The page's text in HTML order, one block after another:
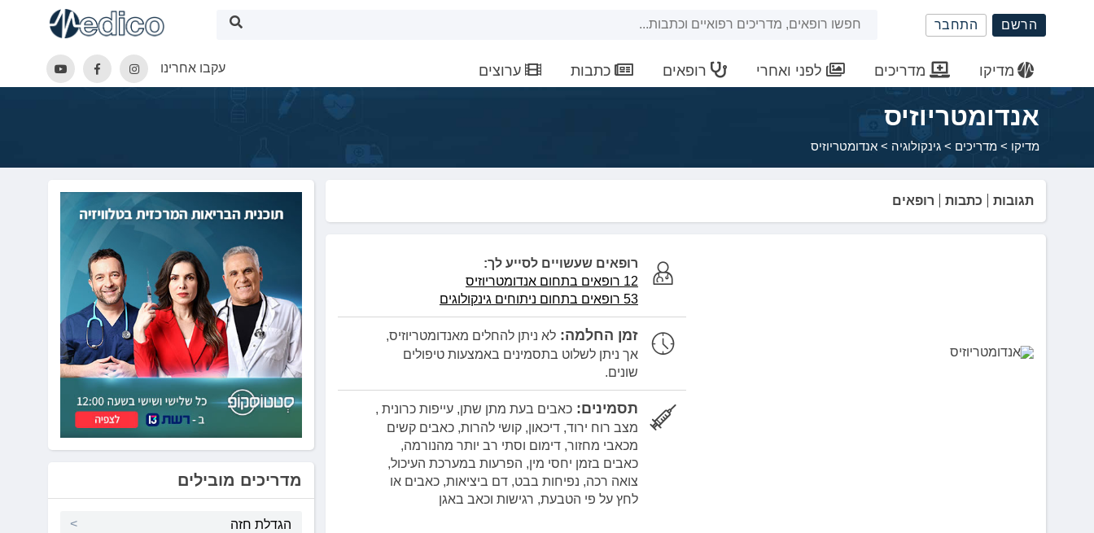
מַעֲרֶכֶת
לִנְגִישׁוּת
הרשם התחבר
חיפוש
מדיקו מדריכים לפני ואחרי רופאים כתבות ערוצים עקבו אחרינו
אנדומטריוזיס
מדיקו > מדריכים > גינקולוגיה > אנדומטריוזיס
תגובות כתבות רופאים
רופאים שעשויים לסייע לך:
12 רופאים בתחום אנדומטריוזיס
53 רופאים בתחום ניתוחים גינקולוגים
זמן החלמה:לא ניתן להחלים מאנדומטריוזיס,
אך ניתן לשלוט בתסמינים באמצעות טיפולים
שונים.
תסמינים:כאבים בעת מתן שתן, עייפות כרונית ,
מצב רוח ירוד, דיכאון, קושי להרות, כאבים קשים
מכאבי מחזור, דימום וסתי רב יותר מהנורמה,
כאבים בזמן יחסי מין, הפרעות במערכת העיכול,
צואה רכה, נפיחות בבט, דם ביציאות, כאבים או
לחץ על פי הטבעת, רגישות וכאב באגן
מדריכים מובילים
הגדלת חזה